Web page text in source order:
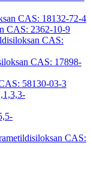
CAS: 18132-72-4
CAS: 2362-10-9
CAS:
CAS: 17898-
58130-03-3
CAS: